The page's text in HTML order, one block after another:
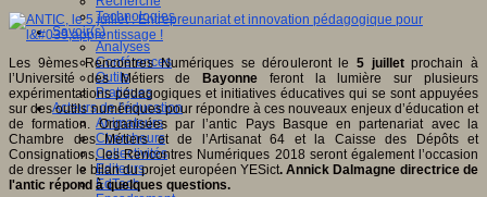
Technologies
Savoir(s)
Analyses
Conférences
Outils
Pratiques
Acteurs de l'éducation
Animateurs
Chercheurs
Collectivités
Editeurs
EdTech
Les 9èmes Rencontres Numériques se dérouleront le 5 juilletprochain à
l’Université des Métiers deBayonne feront la lumière sur plusieurs
expérimentations pédagogiques et initiatives éducatives qui se sont appuyées
sur des outils numériques pour répondre à ces nouveaux enjeux d’éducation et
de formation. Organisées par l’antic Pays Basque en partenariat avec la
Chambre des Métiers et de l’Artisanat 64 et la Caisse des Dépôts et
Consignations, les Rencontres Numériques 2018 seront également l’occasion
de dresser le bilan du projet européen YESict. Annick Dalmagne directrice de
l'antic répond à quelques questions.